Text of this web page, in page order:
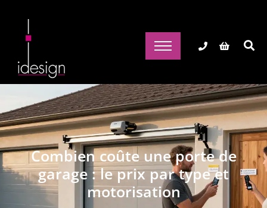
Combien coûte une porte de
garage : le prix par type et
motorisation